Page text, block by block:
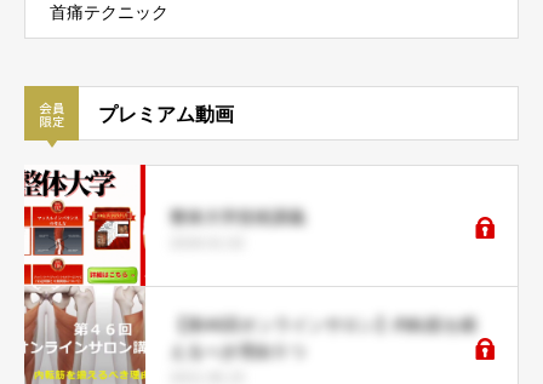
首痛テクニック
プレミアム動画
整体大学技術講義
【第46回オンラインサロン】内転筋を鍛
えるべき理由５つ